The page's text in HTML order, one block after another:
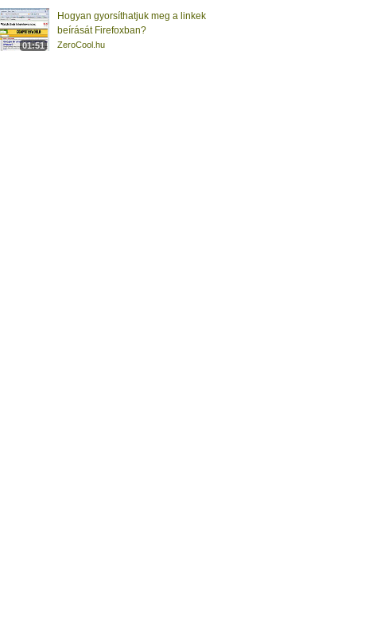
01:51
Hogyan gyorsíthatjuk meg a linkek
beírását Firefoxban?
ZeroCool.hu